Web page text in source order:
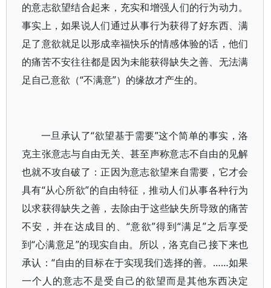
的意志欲望结合起来，充实和增强人们的行为动力。
事实上，如果说人们通过从事行为获得了好东西、满
足了意欲就足以形成幸福快乐的情感体验的话，他们
的痛苦不安往往都是因为未能获得缺失之善、无法满
足自己意欲（“不满意”）的缘故才产生的。
一旦承认了“欲望基于需要”这个简单的事实，洛
克主张意志与自由无关、甚至声称意志不自由的见解
也就不攻自破了：正因为意志欲望来自需要，它才会
具有“从心所欲”的自由特征，推动人们从事各种行为
以求获得缺失之善，去除由于这些缺失所导致的痛苦
不安，并在达成目的、“意欲”得到“满足”之后享受
到“心满意足”的现实自由。所以，洛克自己接下来也
承认：“自由的目标在于实现我们选择的善。……如果
一个人的意志不是受自己的欲望而是其他东西决定